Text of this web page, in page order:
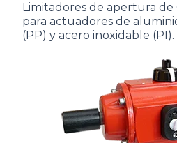
Limitadores de apertura de
para actuadores de
(PP) y acero inoxidable (PI).